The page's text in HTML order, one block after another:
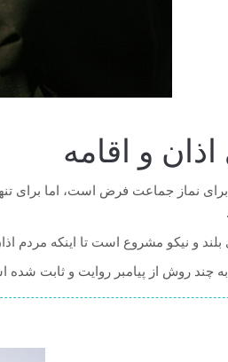
و اقامه
برای نماز جماعت فرض است، اما برای
بلند و نیکو مشروع است تا اینکه مردم
به چند روش از پیامبر روایت و ثابت